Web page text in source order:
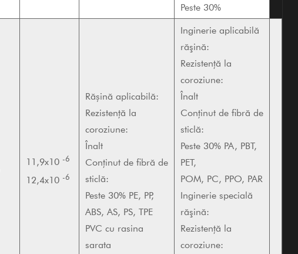
Peste 30%
11,9x10 -6
12,4x10 -6
Rășină aplicabilă:
Rezistență la
coroziune:
Înalt
Conținut de fibră de
sticlă:
Peste 30% PE, PP,
ABS, AS, PS, TPE
PVC cu rasina
sarata
Inginerie aplicabilă
răşină:
Rezistență la
coroziune:
Înalt
Conținut de fibră de
sticlă:
Peste 30% PA, PBT,
PET,
POM, PC, PPO, PAR
Inginerie specială
răşină:
Rezistență la
coroziune: